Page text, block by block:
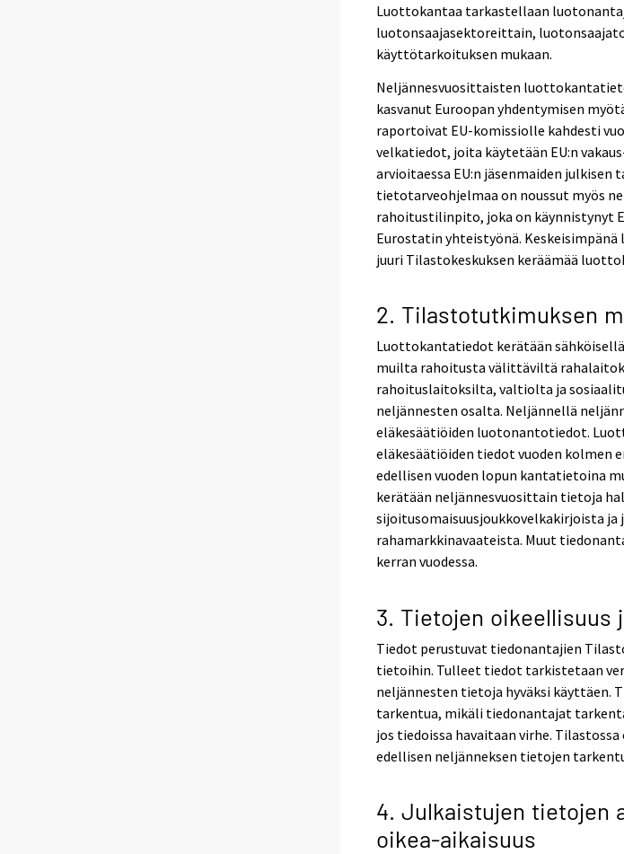
Luottokantaa tarkastellaan
luotonsaajasektoreittain,
käyttötarkoituksen mukaan.
Neljännesvuosittaisten
kasvanut Euroopan yhdentymisen
raportoivat EU-komissiolle kahdesti
velkatiedot, joita käytetään EU:n
arvioitaessa EU:n jäsenmaiden julkisen
tietotarveohjelmaa on noussut myös
rahoitustilinpito, joka on käynnistynyt
Eurostatin yhteistyönä.
juuri Tilastokeskuksen keräämää
2. Tilastotutkimuksen
Luottokantatiedot kerätään
muilta rahoitusta välittäviltä
rahoituslaitoksilta, valtiolta ja
neljännesten osalta. Neljännellä
eläkesäätiöiden luotonantotiedot.
eläkesäätiöiden tiedot vuoden kolmen
edellisen vuoden lopun kantatietoina
kerätään neljännesvuosittain tietoja
sijoitusomaisuusjoukkovelkakirjoista
rahamarkkinavaateista. Muut
kerran vuodessa.
3. Tietojen oikeellisuus
Tiedot perustuvat tiedonantajien
tietoihin. Tulleet tiedot tarkistetaan
neljännesten tietoja hyväksi käyttäen.
tarkentua, mikäli tiedonantajat
jos tiedoissa havaitaan virhe.
edellisen neljänneksen tietojen
4. Julkaistujen tietojen
oikea-aikaisuus